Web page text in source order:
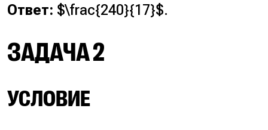
Ответ: $\frac{240}{17}$.
ЗАДАЧА 2
УСЛОВИЕ